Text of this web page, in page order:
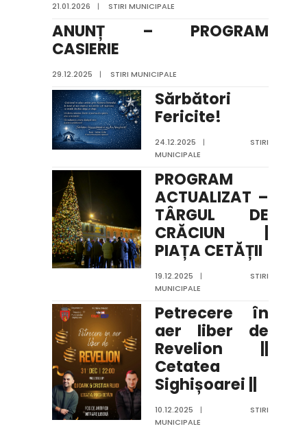
21.01.2026 | STIRI MUNICIPALE
ANUNȚ – PROGRAM
CASIERIE
29.12.2025 | STIRI MUNICIPALE
Sărbători
Fericite!
24.12.2025 |
STIRI
MUNICIPALE
PROGRAM
ACTUALIZAT –
TÂRGUL DE
CRĂCIUN |
PIAȚA CETĂȚII
19.12.2025 |
STIRI
MUNICIPALE
Petrecere în
aer liber de
Revelion ||
Cetatea
Sighișoarei ||
10.12.2025 |
STIRI
MUNICIPALE